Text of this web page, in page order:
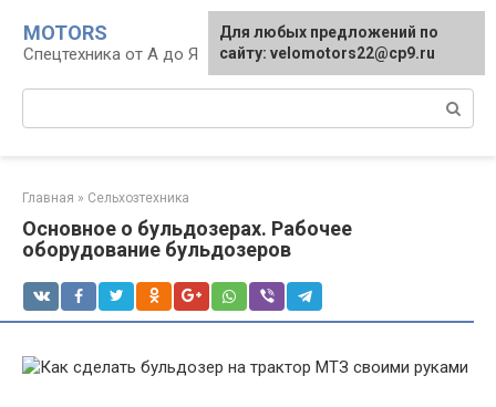
контенту
MOTORS
Спецтехника от А до Я
Главная » Сельхозтехника
Основное о бульдозерах. Рабочее
оборудование бульдозеров
Для любых предложений по
сайту: velomotors22@cp9.ru